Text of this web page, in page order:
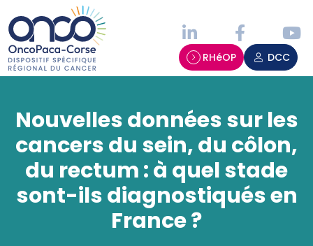
RHéOP DCC
Nouvelles données sur les
cancers du sein, du côlon,
du rectum : à quel stade
sont-ils diagnostiqués en
France ?
Panneau de gestion des cookies